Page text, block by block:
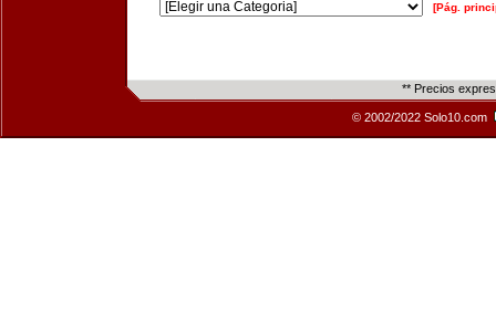
[Pág.
** Precios
© 2002/2022 Solo10.com